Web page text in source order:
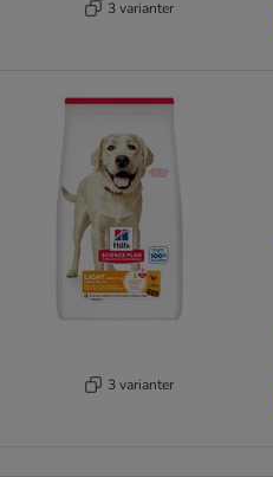
3 varianter
3 varianter